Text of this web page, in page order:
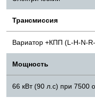
Трансмиссия
Вариатор +КПП (L-H-N-
Мощность
66 кВт (90 л.с) при 7500